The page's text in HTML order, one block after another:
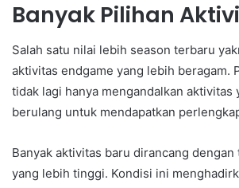
Banyak Pilihan
Salah satu nilai lebih season terbaru
aktivitas endgame yang lebih beragam.
tidak lagi hanya mengandalkan aktivitas
berulang untuk mendapatkan
Banyak aktivitas baru dirancang
yang lebih tinggi. Kondisi ini